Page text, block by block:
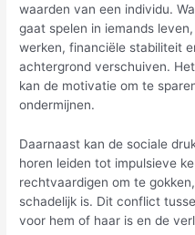
waarden van een individu.
gaat spelen in iemands
werken, financiële stabiliteit
achtergrond verschuiven.
kan de motivatie om te
ondermijnen.
Daarnaast kan de sociale
horen leiden tot impulsieve
rechtvaardigen om te
schadelijk is. Dit conflict
voor hem of haar is en de